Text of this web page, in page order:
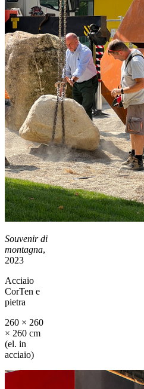
Souvenir di
montagna,
2023
Acciaio
CorTen e
pietra
260 × 260
× 260 cm
(el. in
acciaio)